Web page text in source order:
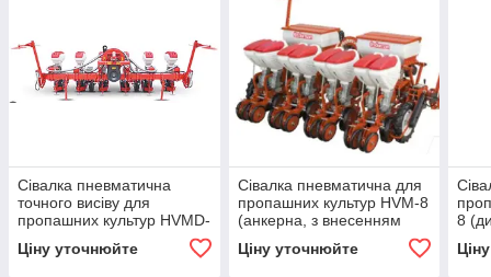
Сівалка пневматична
точного висіву для
пропашних культур HVMD-
DEM-12 No-Till (дискова,
подвійна рама)
Ціну уточнюйте
Сівалка пневматична для
пропашних культур HVM-8
(анкерна, з внесенням
Ціну уточнюйте
8